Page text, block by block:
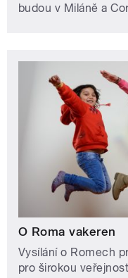
budou v Miláně a
O Roma vakeren
Vysílání o Romech
pro širokou